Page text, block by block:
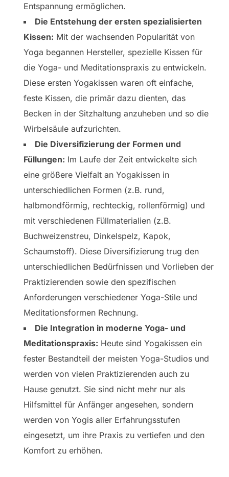
Entspannung ermöglichen.
Die Entstehung der ersten spezialisierten
Kissen: Mit der wachsenden Popularität von
Yoga begannen Hersteller, spezielle Kissen für
die Yoga- und Meditationspraxis zu entwickeln.
Diese ersten Yogakissen waren oft einfache,
feste Kissen, die primär dazu dienten, das
Becken in der Sitzhaltung anzuheben und so die
Wirbelsäule aufzurichten.
Die Diversifizierung der Formen und
Füllungen: Im Laufe der Zeit entwickelte sich
eine größere Vielfalt an Yogakissen in
unterschiedlichen Formen (z.B. rund,
halbmondförmig, rechteckig, rollenförmig) und
mit verschiedenen Füllmaterialien (z.B.
Buchweizenstreu, Dinkelspelz, Kapok,
Schaumstoff). Diese Diversifizierung trug den
unterschiedlichen Bedürfnissen und Vorlieben der
Praktizierenden sowie den spezifischen
Anforderungen verschiedener Yoga-Stile und
Meditationsformen Rechnung.
Die Integration in moderne Yoga- und
Meditationspraxis: Heute sind Yogakissen ein
fester Bestandteil der meisten Yoga-Studios und
werden von vielen Praktizierenden auch zu
Hause genutzt. Sie sind nicht mehr nur als
Hilfsmittel für Anfänger angesehen, sondern
werden von Yogis aller Erfahrungsstufen
eingesetzt, um ihre Praxis zu vertiefen und den
Komfort zu erhöhen.